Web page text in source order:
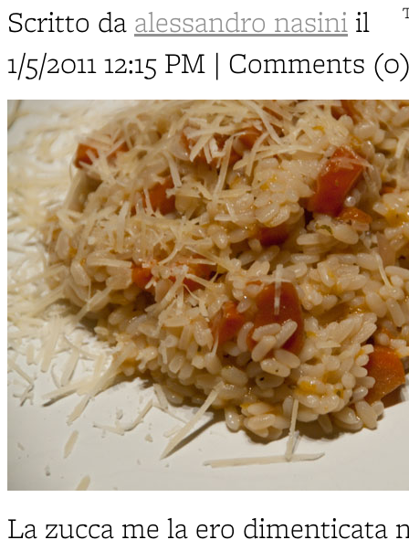
Scritto da alessandro nasini il
1/5/2011 12:15 PM | Comments
La zucca me la ero dimenticata